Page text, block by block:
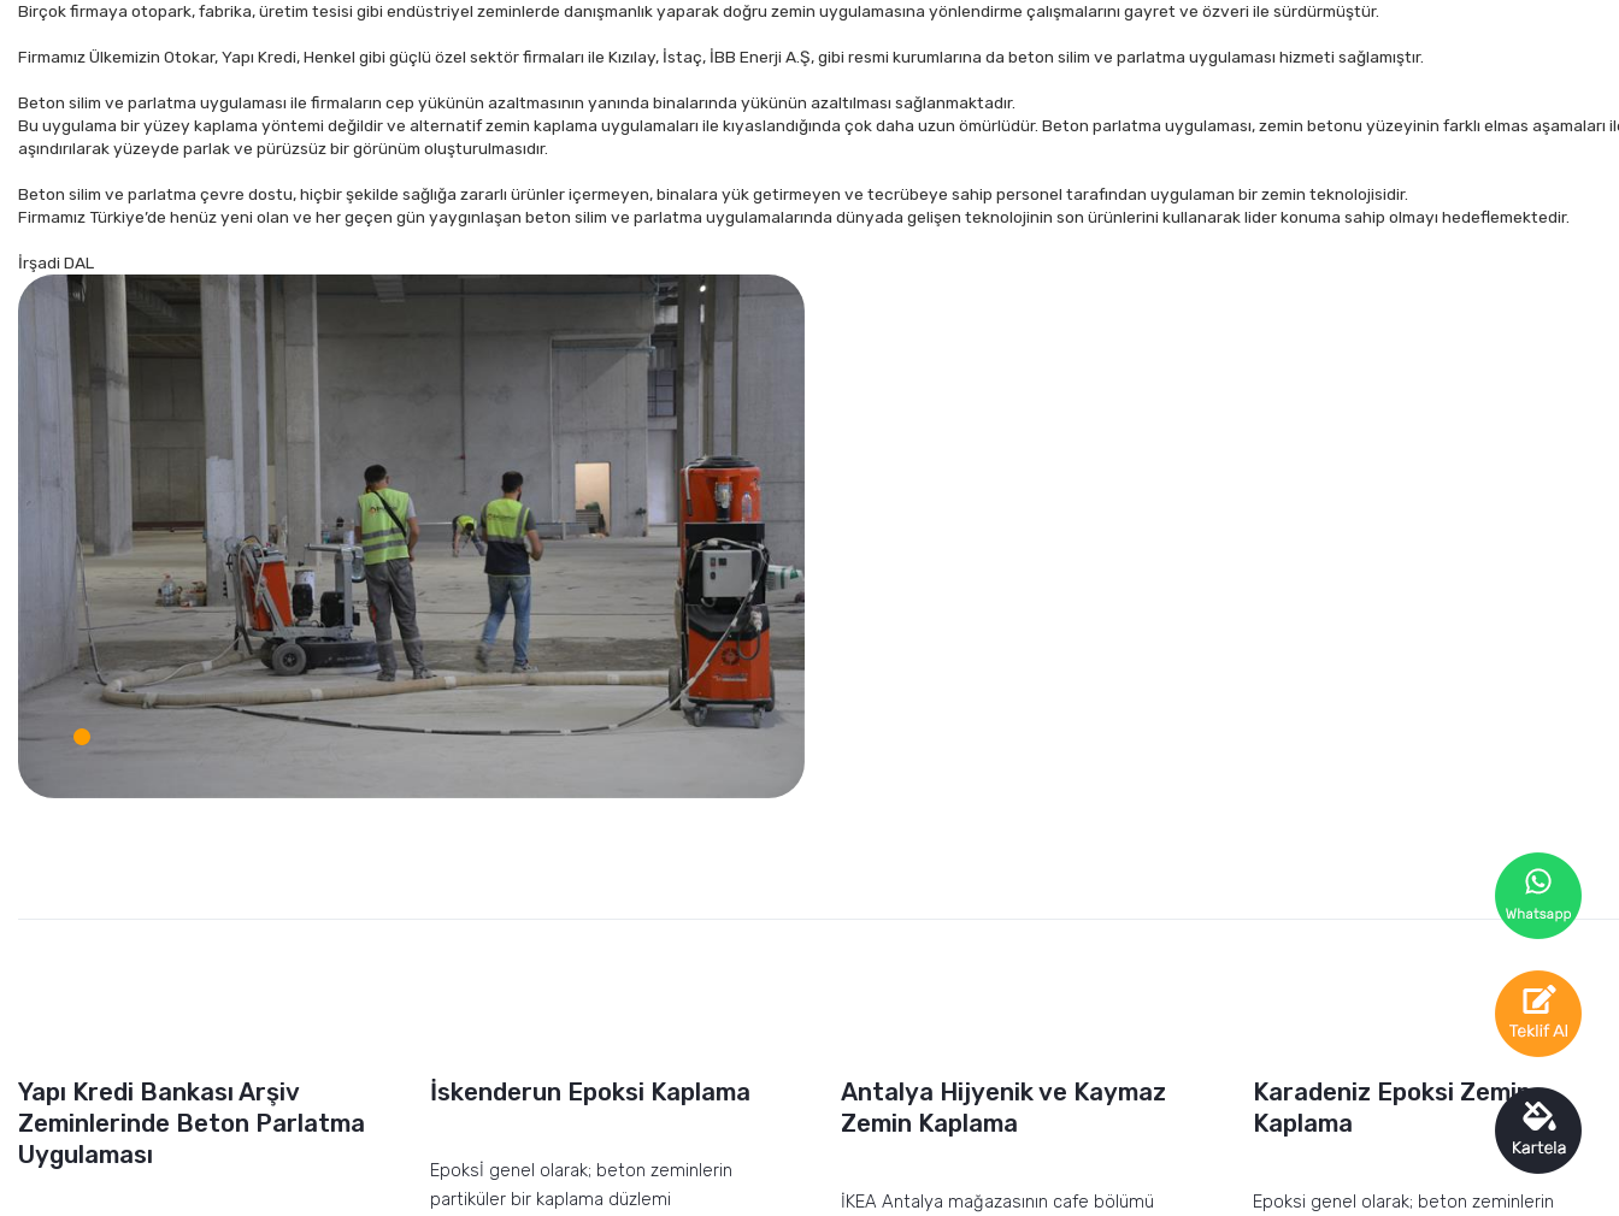
Birçok firmaya otopark, fabrika, üretim tesisi gibi endüstriyel zeminlerde danışmanlık yaparak doğru zemin uygulamasına yönlendirme çalışmalarını gayret ve özveri ile sürdürmüştür.
Firmamız Ülkemizin Otokar, Yapı Kredi, Henkel gibi güçlü özel sektör firmaları ile Kızılay, İstaç, İBB Enerji A.Ş, gibi resmi kurumlarına da beton silim ve parlatma uygulaması hizmeti sağlamıştır.
Beton silim ve parlatma uygulaması ile firmaların cep yükünün azaltmasının yanında binalarında yükünün azaltılması sağlanmaktadır.
Bu uygulama bir yüzey kaplama yöntemi değildir ve alternatif zemin kaplama uygulamaları ile kıyaslandığında çok daha uzun ömürlüdür. Beton parlatma uygulaması, zemin betonu yüzeyinin farklı elmas aşamaları
aşındırılarak yüzeyde parlak ve pürüzsüz bir görünüm oluşturulmasıdır.
Beton silim ve parlatma çevre dostu, hiçbir şekilde sağlığa zararlı ürünler içermeyen, binalara yük getirmeyen ve tecrübeye sahip personel tarafından uygulaman bir zemin teknolojisidir.
Firmamız Türkiye’de henüz yeni olan ve her geçen gün yaygınlaşan beton silim ve parlatma uygulamalarında dünyada gelişen teknolojinin son ürünlerini kullanarak lider konuma sahip olmayı hedeflemektedir.
İrşadi DAL
Yapı Kredi Bankası Arşiv
Zeminlerinde Beton Parlatma
Uygulaması
İskenderun Epoksi Kaplama
Epoksİ genel olarak; beton zeminlerin
partiküler bir kaplama düzlemi
Antalya Hijyenik ve Kaymaz
Zemin Kaplama
İKEA Antalya mağazasının cafe bölümü
Karadeniz Epoksi Zemin
Kaplama
Epoksi genel olarak; beton zeminlerin